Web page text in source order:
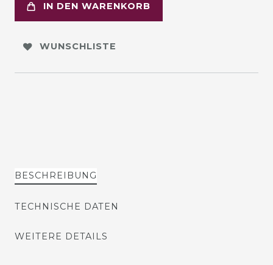
IN DEN WARENKORB
WUNSCHLISTE
BESCHREIBUNG
TECHNISCHE DATEN
WEITERE DETAILS